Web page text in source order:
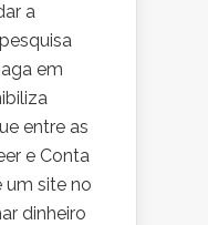
a
em
entre as
e Conta
um site no
dinheiro